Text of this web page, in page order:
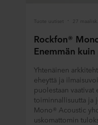
Tuote uutiset 27
Rockfon®
Enemmän
Yhtenäinen
eheyttä ja
puolestaan vaativat
toiminnallisuutta ja
Mono® Acoustic
uskomattomin